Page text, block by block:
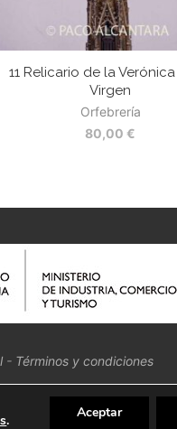
11 Relicario de la
Virgen
Orfebrería
80,00 €
- Términos y condiciones
. Aceptar